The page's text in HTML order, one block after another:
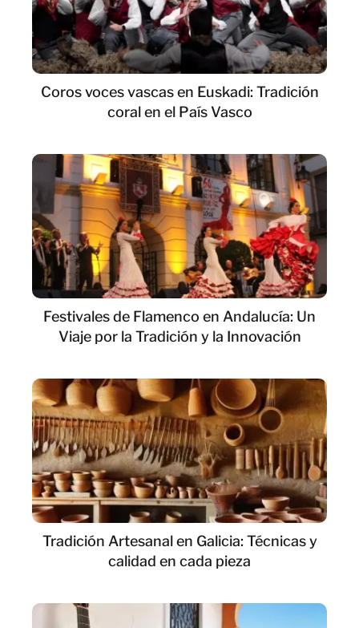
Coros voces vascas en Euskadi: Tradición
coral en el País Vasco
Festivales de Flamenco en Andalucía: Un
Viaje por la Tradición y la Innovación
Tradición Artesanal en Galicia: Técnicas y
calidad en cada pieza